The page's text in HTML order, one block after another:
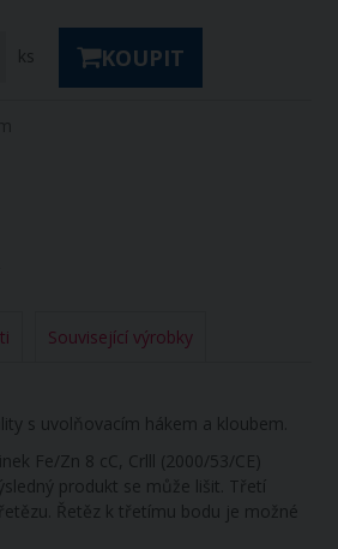
ks KOUPIT
Související výrobky
s uvolňovacím hákem a kloubem.
Fe/Zn 8 cC, Crlll (2000/53/CE)
produkt se může lišit. Třetí
Řetěz k třetímu bodu je možné